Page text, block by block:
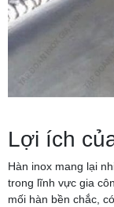
Lợi ích
Hàn inox mang lại
trong lĩnh vực gia
mối hàn bền chắc,